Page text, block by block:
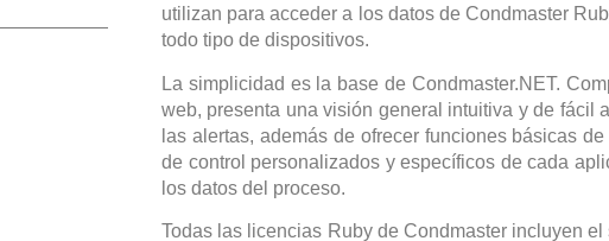
utilizan para acceder a los datos de Condmaster
todo tipo de dispositivos.
La simplicidad es la base de Condmaster.NET.
web, presenta una visión general intuitiva y de fácil
las alertas, además de ofrecer funciones básicas
de control personalizados y específicos de cada
los datos del proceso.
Todas las licencias Ruby de Condmaster incluyen el